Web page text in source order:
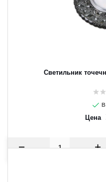
Светильник
В
Цена